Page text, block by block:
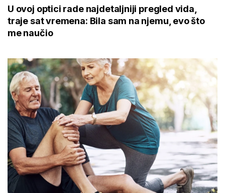
U ovoj optici rade najdetaljniji pregled vida,
traje sat vremena: Bila sam na njemu, evo što
me naučio